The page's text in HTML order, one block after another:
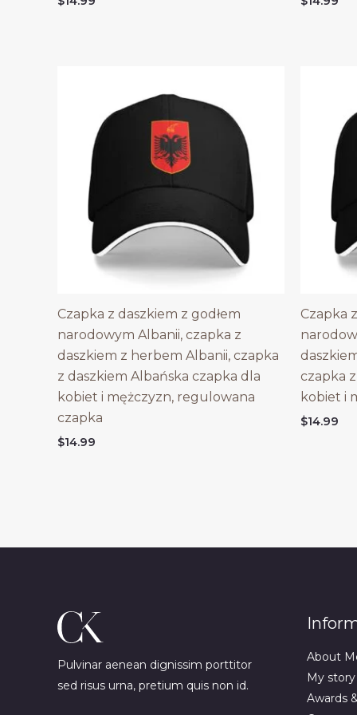
Czapka z daszkiem z godłem
narodowym Albanii, czapka z
daszkiem z herbem Albanii, czapka
z daszkiem Albańska czapka dla
kobiet i mężczyzn, regulowana
czapka
$14.99
Czapka
czapka
kobiet i
$14.99
Pulvinar aenean dignissim porttitor
sed risus urna, pretium quis non id.
About
My story
Awards